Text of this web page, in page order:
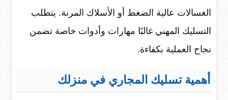
الغسالات عالية الضغط أو الأسلاك المرنة. يتطلب
التسليك المهني غالبًا مهارات وأدوات خاصة تضمن
نجاح العملية بكفاءة.
أهمية تسليك المجاري في منزلك